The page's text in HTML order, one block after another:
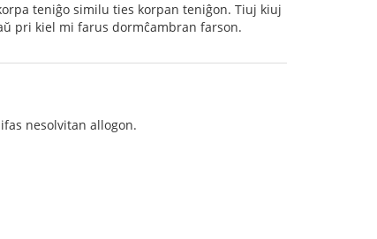
teniĝo similu ties korpan teniĝon. Tiuj kiuj
pri kiel mi farus dormĉambran farson.
nesolvitan allogon.